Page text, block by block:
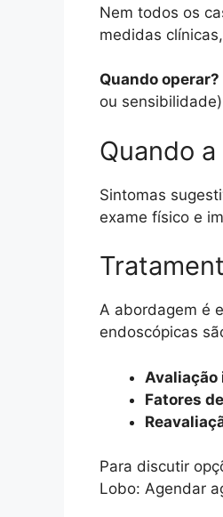
Nem todos os
medidas
Quando operar?
ou
Quando
Sintomas
exame físico e
A abordagem é
endoscópicas
Fatores
Para discutir
Lobo: Agendar